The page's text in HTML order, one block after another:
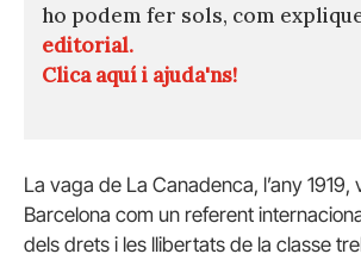
ho podem fer sols, com
editorial.
Clica aquí i ajuda'ns!
La vaga de La Canadenca, l’any 1919,
Barcelona com un referent
dels drets i les llibertats de la classe